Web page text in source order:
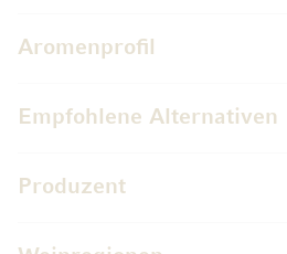
Aromenprofil
Empfohlene Alternativen
Produzent